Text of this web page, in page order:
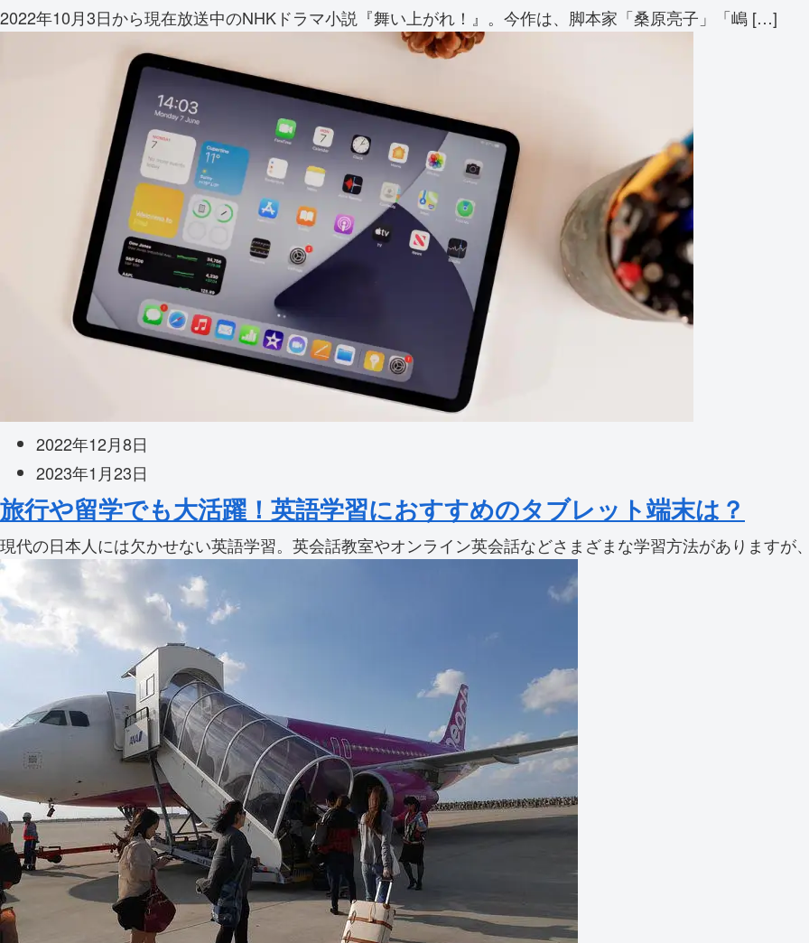
2022年10月3日から現在放送中のNHKドラマ小説『舞い上がれ！』。今作は、脚本家「桑原亮子」「嶋 […]
2022年12月8日
2023年1月23日
旅行や留学でも大活躍！英語学習におすすめのタブレット端末は？
現代の日本人には欠かせない英語学習。英会話教室やオンライン英会話などさまざまな学習方法がありますが